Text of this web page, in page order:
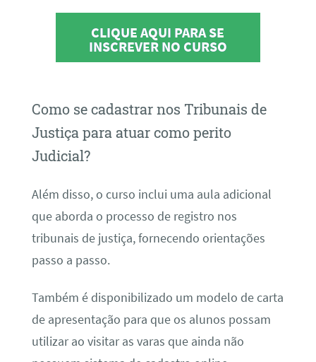
CLIQUE AQUI PARA SE
INSCREVER NO CURSO
Como se cadastrar nos Tribunais de
Justiça para atuar como perito
Judicial?
Além disso, o curso inclui uma aula adicional
que aborda o processo de registro nos
tribunais de justiça, fornecendo orientações
passo a passo.
Também é disponibilizado um modelo de carta
de apresentação para que os alunos possam
utilizar ao visitar as varas que ainda não